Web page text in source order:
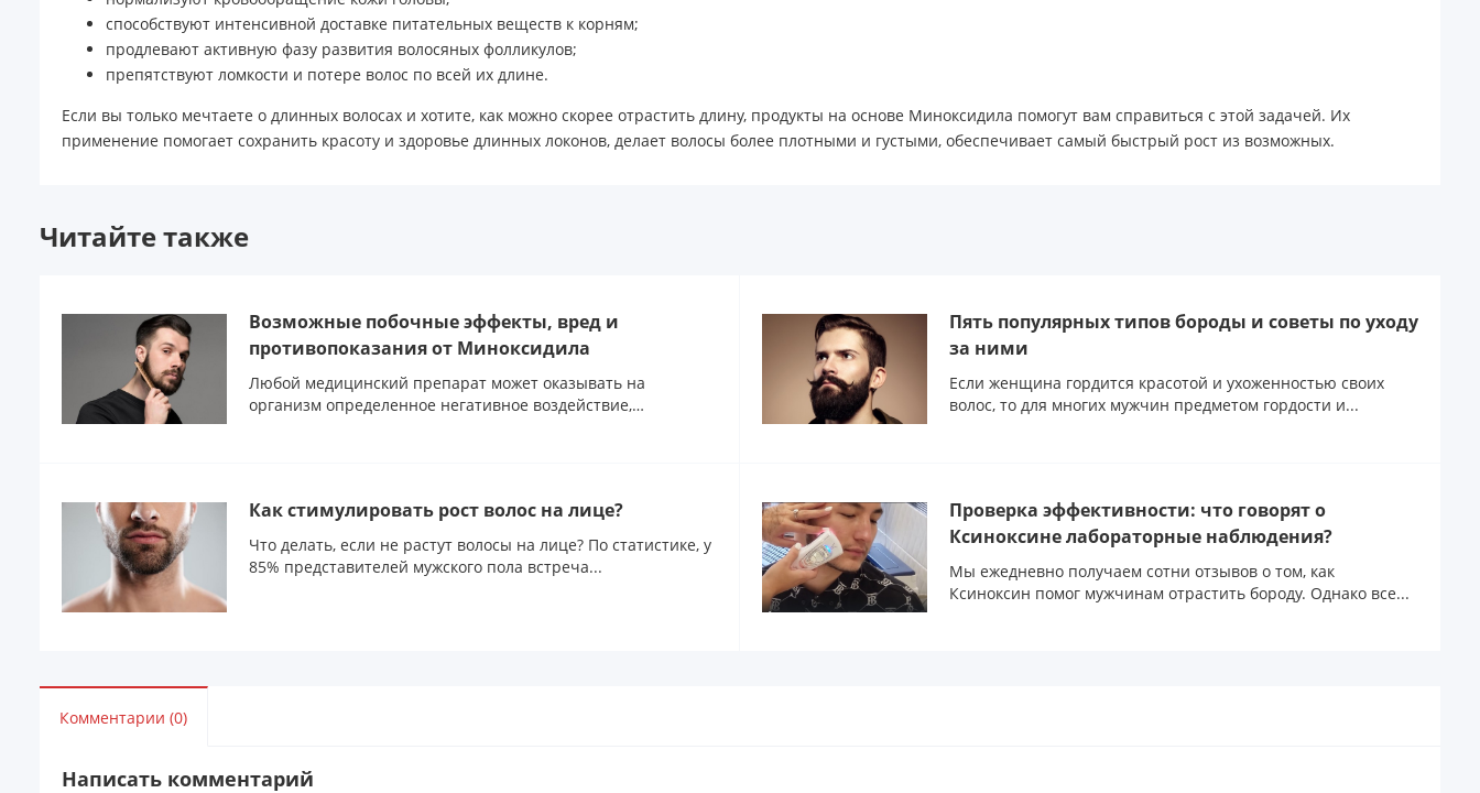
способствуют интенсивной доставке питательных веществ к корням;
продлевают активную фазу развития волосяных фолликулов;
препятствуют ломкости и потере волос по всей их длине.
Если вы только мечтаете о длинных волосах и хотите, как можно скорее отрастить длину, продукты на основе Миноксидила помогут вам справиться с этой задачей. Их
применение помогает сохранить красоту и здоровье длинных локонов, делает волосы более плотными и густыми, обеспечивает самый быстрый рост из возможных.
Читайте также
Возможные побочные эффекты, вред и
противопоказания от Миноксидила
Любой медицинский препарат может оказывать на
организм определенное негативное воздействие,
Пять популярных типов бороды и советы по уходу
за ними
Если женщина гордится красотой и ухоженностью своих
волос, то для многих мужчин предметом гордости и...
Как стимулировать рост волос на лице?
Что делать, если не растут волосы на лице? По статистике, у
85% представителей мужского пола встреча...
Проверка эффективности: что говорят о
Ксиноксине лабораторные наблюдения?
Мы ежедневно получаем сотни отзывов о том, как
Ксиноксин помог мужчинам отрастить бороду. Однако все...
Комментарии (0)
Написать комментарий